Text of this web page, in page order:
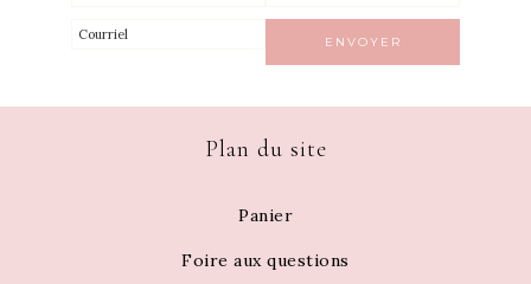
Plan du site
Panier
Foire aux questions